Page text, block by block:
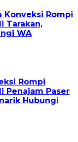
Konveksi Rompi
Tarakan,
WA
Rompi
Penajam Paser
Hubungi